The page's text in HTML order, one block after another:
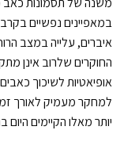
במאפיינים נפשיים
איברים, עלייה במצב
החוקרים שלרוב אינן
אופיאטיות לשיכוך
למחקר מעמיק לאורך
יותר מאלו הקיימים